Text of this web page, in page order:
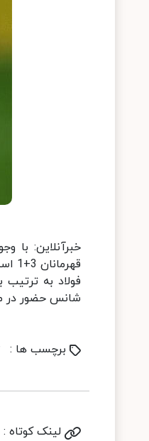
خبرآنلاین: با
فولاد به
شانس حضور در
برچسب ها :
لینک کوتاه :